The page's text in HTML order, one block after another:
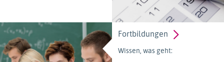
Fortbildungen
Wissen, was geht: